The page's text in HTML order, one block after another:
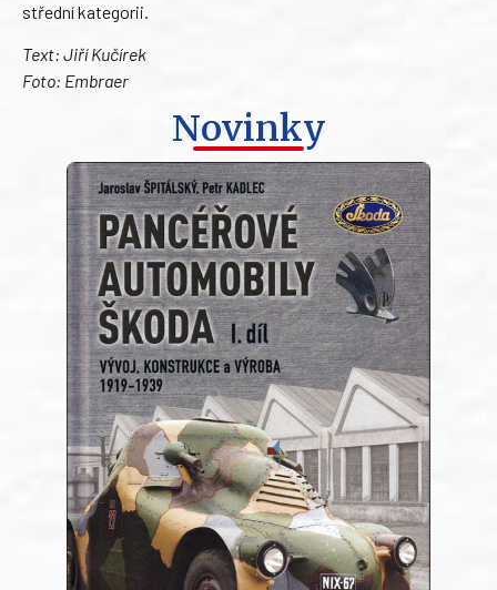
střední kategorii.
Text: Jiří Kučírek
Foto: Embraer
Novinky